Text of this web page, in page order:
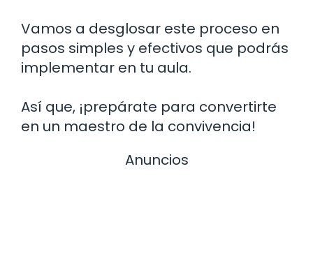
Vamos a desglosar este proceso en
pasos simples y efectivos que podrás
implementar en tu aula.
Así que, ¡prepárate para convertirte
en un maestro de la convivencia!
Anuncios